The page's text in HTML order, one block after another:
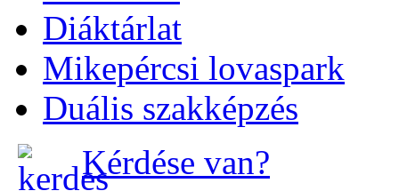
Diáktárlat
Mikepércsi lovaspark
Duális szakképzés
Kérdése van?